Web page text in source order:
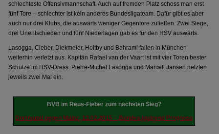
schlechteste Offensivmannschaft. Auch auf fremden Platz schoss man erst
fünf Tore – schlechter ist kein anderes Bundesligateam. Dafür gibt es aber
auch nur drei Klubs, die auswärts weniger Gegentore zuließen. Zwei Siege,
drei Unentschieden und fünf Niederlagen gab es für den HSV auswärts.
Lasogga, Cleber, Diekmeier, Holtby und Behrami fallen in München
weiterhin verletzt aus. Kapitän Rafael van der Vaart ist mit vier Toren bester
Schütze im HSV-Dress. Pierre-Michel Lasogga und Marcell Jansen netzten
jeweils zwei Mal ein.
BVB im Reus-Fieber zum nächsten Sieg?
Dortmund gegen Mainz, 13.02.2015 – Bundesligatrend Prognose